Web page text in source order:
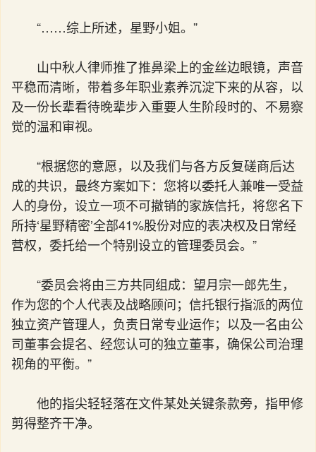
“……综上所述，星野小姐。”
山中秋人律师推了推鼻梁上的金丝边眼镜，声音
平稳而清晰，带着多年职业素养沉淀下来的从容，以
及一份长辈看待晚辈步入重要人生阶段时的、不易察
觉的温和审视。
“根据您的意愿，以及我们与各方反复磋商后达
成的共识，最终方案如下：您将以委托人兼唯一受益
人的身份，设立一项不可撤销的家族信托，将您名下
所持‘星野精密’全部41%股份对应的表决权及日常经
营权，委托给一个特别设立的管理委员会。”
“委员会将由三方共同组成：望月宗一郎先生，
作为您的个人代表及战略顾问；信托银行指派的两位
独立资产管理人，负责日常专业运作；以及一名由公
司董事会提名、经您认可的独立董事，确保公司治理
视角的平衡。”
他的指尖轻轻落在文件某处关键条款旁，指甲修
剪得整齐干净。